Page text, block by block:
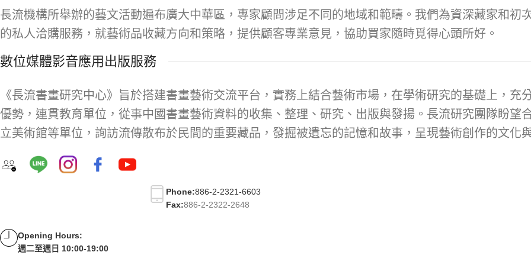
長流機構所舉辦的藝文活動遍布廣大中華區，專家顧問涉足不同的地域和範疇。我們為資深藏家和初
的私人洽購服務，就藝術品收藏方向和策略，提供顧客專業意見，協助買家隨時覓得心頭所好。
數位媒體影音應用出版服務
《長流書畫研究中心》旨於搭建書畫藝術交流平台，實務上結合藝術市場，在學術研究的基礎上，充
優勢，連貫教育單位，從事中國書畫藝術資料的收集、整理、研究、出版與發揚。長流研究團隊盼望
立美術館等單位，詢訪流傳散布於民間的重要藏品，發掘被遺忘的記憶和故事，呈現藝術創作的文化
Phone:886-2-2321-6603
Fax:886-2-2322-2648
Opening Hours:
週二至週日 10:00-19:00